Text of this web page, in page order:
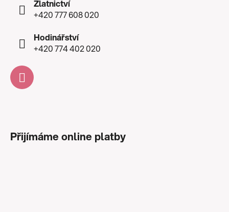
Zlatnictví
+420 777 608 020
Hodinářství
+420 774 402 020
Přijímáme online platby